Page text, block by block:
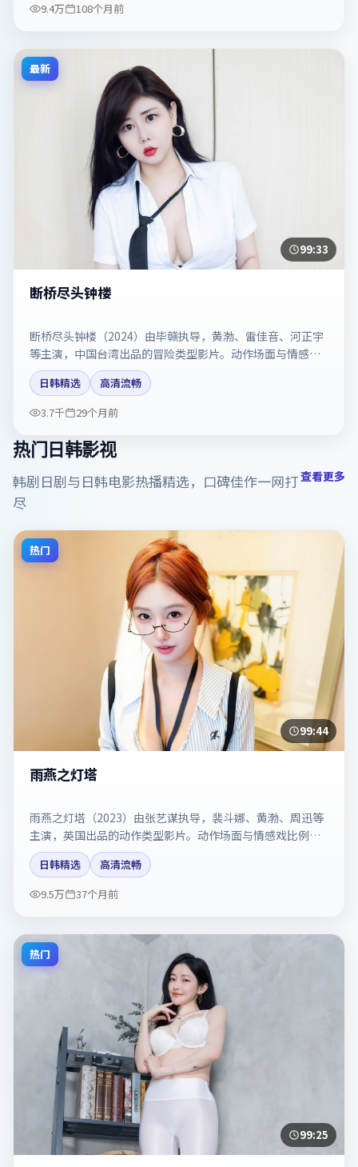
9.4万
108个月前
最新
99:33
断桥尽头钟楼
断桥尽头钟楼（2024）由毕赣执导，黄渤、雷佳音、河正宇
等主演，中国台湾出品的冒险类型影片。动作场面与情感戏
比例拿捏得当。剧情简介与主创信息可供检索参考，上映日
期以片方资料为准。
日韩精选
高清流畅
3.7千
29个月前
热门日韩影视
韩剧日剧与日韩电影热播精选，口碑佳作一网打
尽
查看更多
热门
99:44
雨燕之灯塔
雨燕之灯塔（2023）由张艺谋执导，裴斗娜、黄渤、周迅等
主演，英国出品的动作类型影片。动作场面与情感戏比例拿
捏得当。剧情简介与主创信息可供检索参考，上映日期以片
方资料为准。
日韩精选
高清流畅
9.5万
37个月前
热门
99:25